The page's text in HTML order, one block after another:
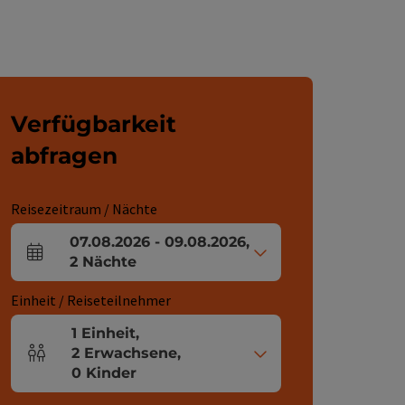
Verfügbarkeit
abfragen
Reisezeitraum / Nächte
An- und Abreisefelder
07.08.2026- 09.08.2026,
2 Nächte
Einheit / Reiseteilnehmer
Einheitenanzahl und Personenfelder
1 Einheit,
2 Erwachsene,
0 Kinder